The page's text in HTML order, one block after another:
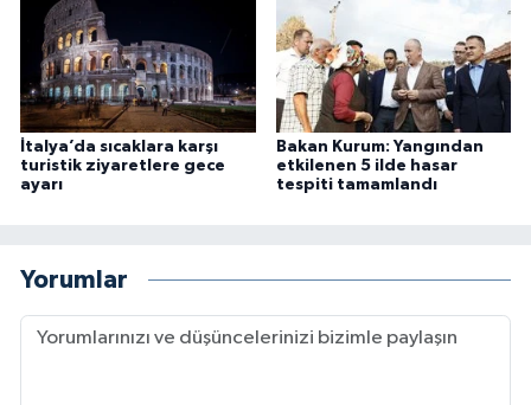
İtalya’da sıcaklara karşı
turistik ziyaretlere gece
ayarı
Bakan Kurum: Yangından
etkilenen 5 ilde hasar
tespiti tamamlandı
Yorumlar